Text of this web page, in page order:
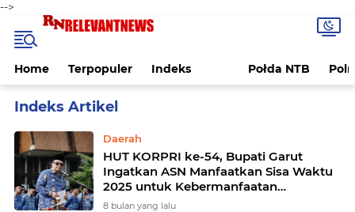
-->
Home Terpopuler Indeks Połda NTB
Daerah
HUT KORPRI ke-54, Bupati Garut
Ingatkan ASN Manfaatkan Sisa Waktu
2025 untuk Kebermanfaatan
Masyarakat
8 bulan yang lalu